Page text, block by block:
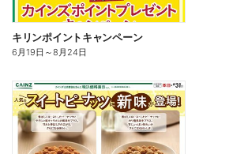
キリンポイントキャンペーン
6月19日 ～8月24日